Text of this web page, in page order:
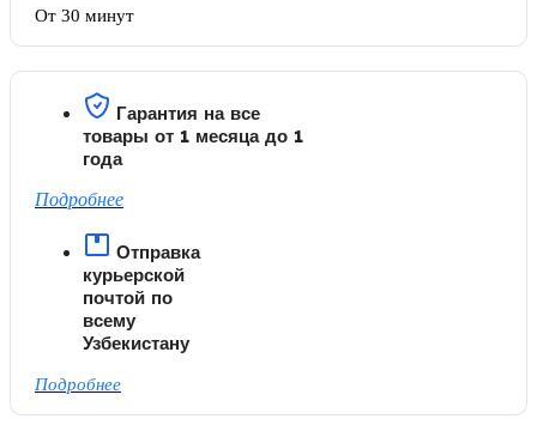
От 30 минут
Гарантия на все
товары от 1 месяца до 1
года
Подробнее
Отправка
курьерской
почтой по
всему
Узбекистану
Подробнее